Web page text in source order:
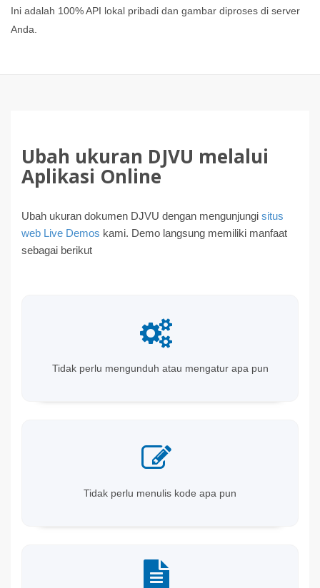
Ini adalah 100% API lokal pribadi dan gambar diproses di server
Anda.
Ubah ukuran DJVU melalui
Aplikasi Online
Ubah ukuran dokumen DJVU dengan mengunjungi situs
web Live Demos kami. Demo langsung memiliki manfaat
sebagai berikut
Tidak perlu mengunduh atau mengatur apa pun
Tidak perlu menulis kode apa pun